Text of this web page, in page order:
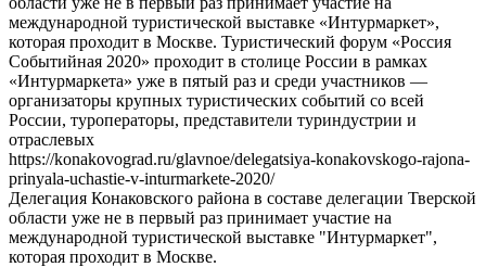
международной туристической выставке «Интурмаркет»,
которая проходит в Москве. Туристический форум «Россия
Событийная 2020» проходит в столице России в рамках
«Интурмаркета» уже в пятый раз и среди участников —
организаторы крупных туристических событий со всей
России, туроператоры, представители туриндустрии и
отраслевых
https://konakovograd.ru/glavnoe/delegatsiya-konakovskogo-rajona-
prinyala-uchastie-v-inturmarkete-2020/
Делегация Конаковского района в составе делегации Тверской
области уже не в первый раз принимает участие на
международной туристической выставке "Интурмаркет",
которая проходит в Москве.